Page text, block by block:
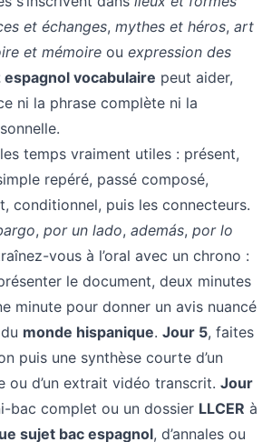
et échanges, mythes et héros, art
et mémoire ou expression des
espagnol vocabulaire peut aider,
ni la phrase complète ni la
temps vraiment utiles : présent,
repéré, passé composé,
conditionnel, puis les connecteurs.
, por un lado, además, por lo
vous à l’oral avec un chrono :
le document, deux minutes
minute pour donner un avis nuancé
monde hispanique. Jour 5, faites
puis une synthèse courte d’un
ou d’un extrait vidéo transcrit. Jour
bac complet ou un dossier LLCER à
sujet bac espagnol, d’annales ou